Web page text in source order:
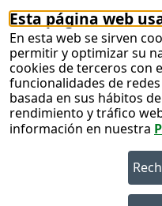
Esta página web
En esta web se sirven
permitir y optimizar su
cookies de terceros con
funcionalidades de
basada en sus hábitos
rendimiento y tráfico
información en nuestra